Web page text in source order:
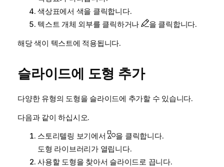
색상표에서 색을 클릭합니다.
텍스트 개체 외부를 클릭하거나
을 클릭합니다.
해당 색이 텍스트에 적용됩니다.
슬라이드에 도형 추가
다양한 유형의 도형을 슬라이드에 추가할 수 있습니다.
다음과 같이 하십시오.
스토리텔링 보기에서
을 클릭합니다.
도형 라이브러리가 열립니다.
사용할 도형을 찾아서 슬라이드로 끕니다.